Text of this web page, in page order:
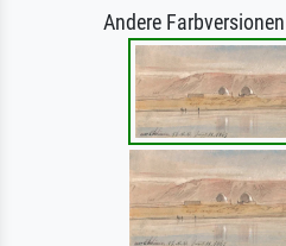
Andere